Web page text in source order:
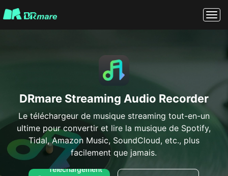
DRmare Streaming Audio Recorder
Le téléchargeur de musique streaming tout-en-un
ultime pour convertir et lire la musique de Spotify,
Tidal, Amazon Music, SoundCloud, etc., plus
facilement que jamais.
Téléchargement